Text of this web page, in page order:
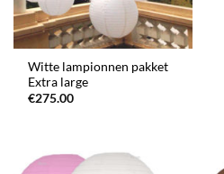
Witte lampionnen pakket
Extra large
€275.00